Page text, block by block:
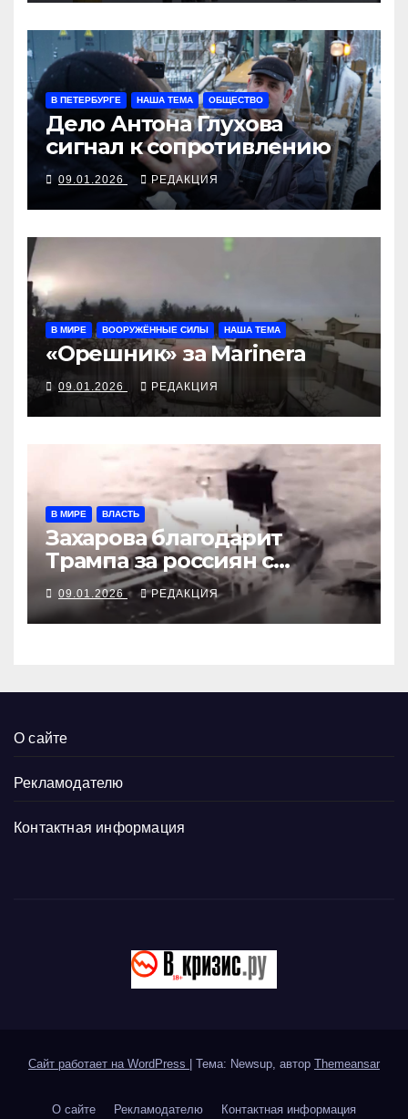
В ПЕТЕРБУРГЕ НАША ТЕМА ОБЩЕСТВО
Дело Антона Глухова
сигнал к сопротивлению
09.01.2026 РЕДАКЦИЯ
В МИРЕ ВООРУЖЁННЫЕ СИЛЫ НАША ТЕМА
«Орешник» за Marinera
09.01.2026 РЕДАКЦИЯ
В МИРЕ ВЛАСТЬ
Захарова благодарит
Трампа за россиян с
Marinera
09.01.2026 РЕДАКЦИЯ
О сайте
Рекламодателю
Контактная информация
Сайт работает на WordPress | Тема: Newsup, автор Themeansar
О сайте Рекламодателю Контактная информация